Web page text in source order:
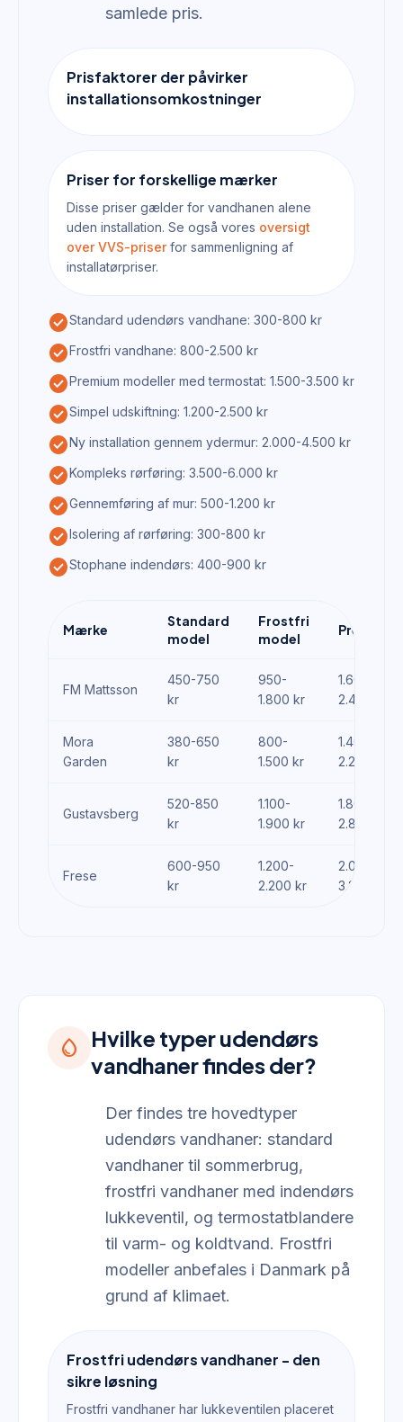
samlede pris.
Prisfaktorer der påvirker
installationsomkostninger
Priser for forskellige mærker
Disse priser gælder for vandhanen alene
uden installation. Se også vores oversigt
over VVS-priserfor sammenligning af
installatørpriser.
check_circleStandard udendørs vandhane: 300-800 kr
check_circleFrostfri vandhane: 800-2.500 kr
check_circlePremium modeller med termostat: 1.500-3.500 kr
check_circleSimpel udskiftning: 1.200-2.500 kr
check_circleNy installation gennem ydermur: 2.000-4.500 kr
check_circleKompleks rørføring: 3.500-6.000 kr
check_circleGennemføring af mur: 500-1.200 kr
check_circleIsolering af rørføring: 300-800 kr
check_circleStophane indendørs: 400-900 kr
Mærke
Standard
model
Frostfri
model
Premium
FM Mattsson
450-750
kr
950-
1.800 kr
1.600-
2.400 kr
Mora
Garden
380-650
kr
800-
1.500 kr
1.400-
2.200 kr
Gustavsberg
520-850
kr
1.100-
1.900 kr
1.800-
2.800 kr
Frese
600-950
kr
1.200-
2.200 kr
2.000-
3.200 kr
water_drop
Hvilke typer udendørs
vandhaner findes der?
Der findes tre hovedtyper
udendørs vandhaner: standard
vandhaner til sommerbrug,
frostfri vandhaner med indendørs
lukkeventil, og termostatblandere
til varm- og koldtvand. Frostfri
modeller anbefales i Danmark på
grund af klimaet.
Frostfri udendørs vandhaner - den
sikre løsning
Frostfri vandhaner har lukkeventilen placeret